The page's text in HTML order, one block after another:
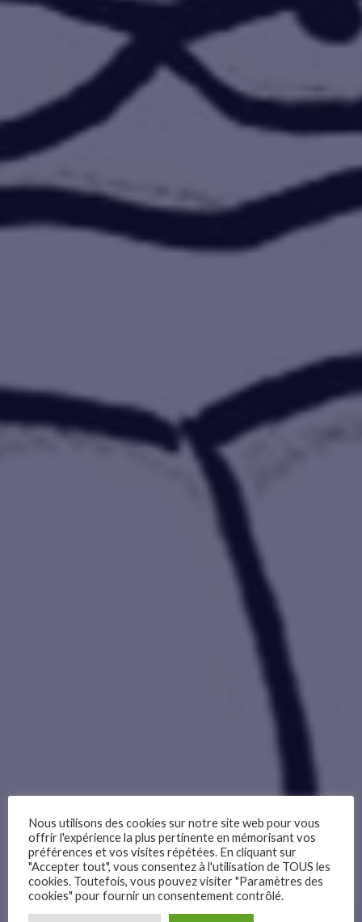
Nous utilisons des cookies sur notre site web pour vous
offrir l'expérience la plus pertinente en mémorisant vos
préférences et vos visites répétées. En cliquant sur
"Accepter tout", vous consentez à l'utilisation de TOUS les
cookies. Toutefois, vous pouvez visiter "Paramètres des
cookies" pour fournir un consentement contrôlé.